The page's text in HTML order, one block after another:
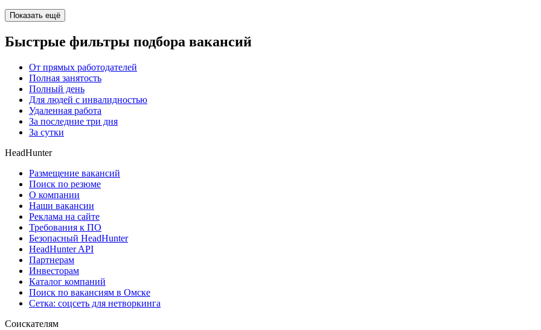
Показать ещё
Быстрые фильтры подбора вакансий
От прямых работодателей
Полная занятость
Полный день
Для людей с инвалидностью
Удаленная работа
За последние три дня
За сутки
HeadHunter
Размещение вакансий
Поиск по резюме
О компании
Наши вакансии
Реклама на сайте
Требования к ПО
Безопасный HeadHunter
HeadHunter API
Партнерам
Инвесторам
Каталог компаний
Поиск по вакансиям в Омске
Сетка: соцсеть для нетворкинга
Соискателям